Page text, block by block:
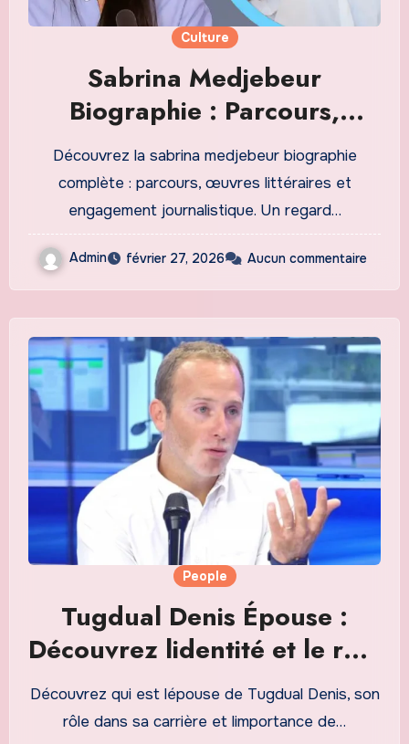
Culture
Sabrina Medjebeur
Biographie : Parcours,
Œuvres et Héritage Culturel
Découvrez la sabrina medjebeur biographie
complète : parcours, œuvres littéraires et
engagement journalistique. Un regard…
Admin février 27, 2026 Aucun commentaire
People
Tugdual Denis Épouse :
Découvrez lidentité et le rôle
de sa compagne
Découvrez qui est lépouse de Tugdual Denis, son
rôle dans sa carrière et limportance de…